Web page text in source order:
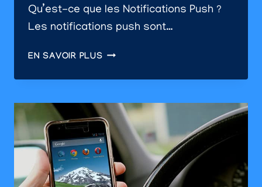
Qu’est-ce que les Notifications Push ?
Les notifications push sont…
EN SAVOIR PLUSOPTIMISEZ
APPLICATION
À
LA
RÉUNION
AVEC
LES
NOTIFICATIONS